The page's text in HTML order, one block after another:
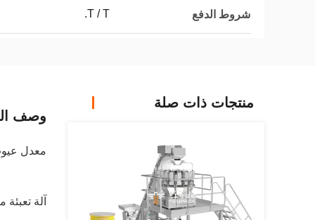
شروط الدفع T / T.
منتجات ذات صلة
وصف
معدل عيوب منخفض،
آلة